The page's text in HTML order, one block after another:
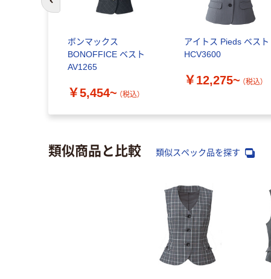
ボンマックス
BONOFFICE ベスト
AV1265
￥5,454~ （税込）
アイトス Pieds ベスト
HCV3600
￥12,275~ （税込）
前のスライドへ
類似商品と比較 類似スペック品を探す